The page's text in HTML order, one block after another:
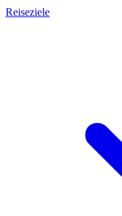
Reiseziele